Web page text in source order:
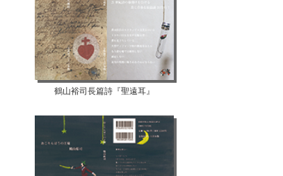
鶴山裕司長篇詩『聖遠耳』